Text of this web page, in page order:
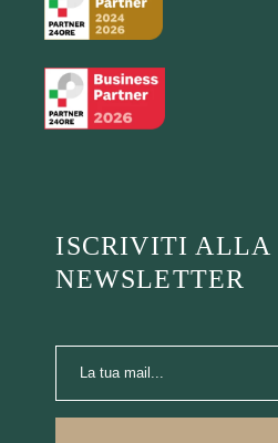
ISCRIVITI ALLA
NEWSLETTER